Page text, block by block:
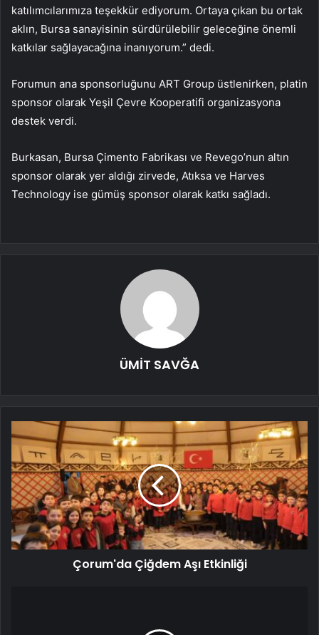
katılımcılarımıza teşekkür ediyorum. Ortaya çıkan bu ortak
aklın, Bursa sanayisinin sürdürülebilir geleceğine önemli
katkılar sağlayacağına inanıyorum.” dedi.
Forumun ana sponsorluğunu ART Group üstlenirken, platin
sponsor olarak Yeşil Çevre Kooperatifi organizasyona
destek verdi.
Burkasan, Bursa Çimento Fabrikası ve Revego’nun altın
sponsor olarak yer aldığı zirvede, Atıksa ve Harves
Technology ise gümüş sponsor olarak katkı sağladı.
ÜMİT SAVĞA
Çorum'da Çiğdem Aşı Etkinliği